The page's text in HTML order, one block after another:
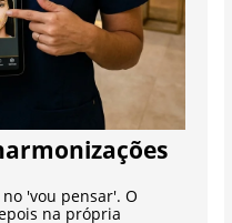
'vou pensar'. O
na própria